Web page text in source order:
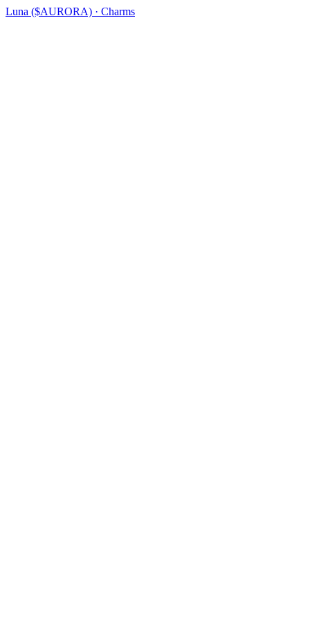
Luna ($AURORA) · Charms